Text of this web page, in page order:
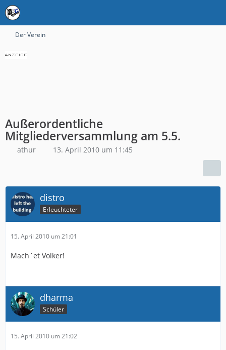
Der Verein
Außerordentliche
Mitgliederversammlung am 5.5.
athur 13. April 2010 um 11:45
distro
Erleuchteter
15. April 2010 um 21:01
Mach´et Volker!
dharma
Schüler
15. April 2010 um 21:02